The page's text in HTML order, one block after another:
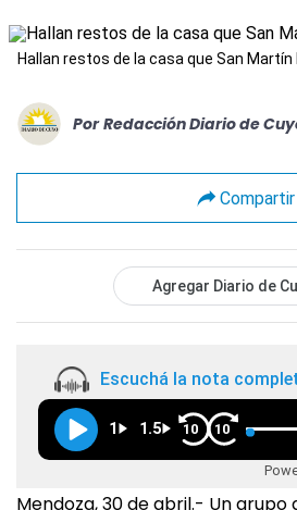
Hallan restos de la casa que San
Por Redacción Diario de
Compartir
Agregar Diario de
Escuchá la nota
1 1.5 10 10
Mendoza, 30 de abril.- Un grupo